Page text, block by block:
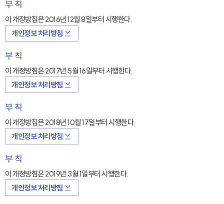
부 칙
이 개정방침은 2016년 12월 8일부터 시행한다.
개인정보 처리방침
부 칙
이 개정방침은 2017년 5월 16일부터 시행한다.
개인정보 처리방침
부 칙
이 개정방침은 2018년 10월 17일부터 시행한다.
개인정보 처리방침
부 칙
이 개정방침은 2019년 3월 1일부터 시행한다.
개인정보 처리방침